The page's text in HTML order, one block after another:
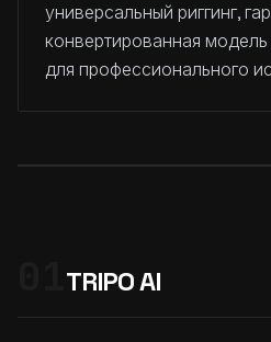
универсальный риггинг,
конвертированная
для профессионального
TRIPO AI